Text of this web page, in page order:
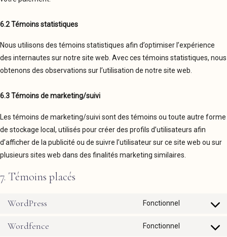
6.2 Témoins statistiques
Nous utilisons des témoins statistiques afin d’optimiser l’expérience
des internautes sur notre site web. Avec ces témoins statistiques, nous
obtenons des observations sur l’utilisation de notre site web.
6.3 Témoins de marketing/suivi
Les témoins de marketing/suivi sont des témoins ou toute autre forme
de stockage local, utilisés pour créer des profils d’utilisateurs afin
d’afficher de la publicité ou de suivre l’utilisateur sur ce site web ou sur
plusieurs sites web dans des finalités marketing similaires.
7. Témoins placés
WordPress Fonctionnel
Consent
wordpress
Wordfence Fonctionnel
Consent